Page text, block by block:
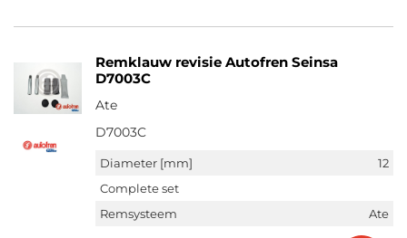
Remklauw revisie Autofren Seinsa
D7003C
Ate
D7003C
Diameter [mm]
12
Complete set
Remsysteem
Ate